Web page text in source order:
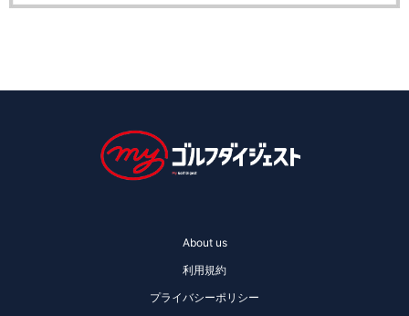
About us
利用規約
プライバシーポリシー